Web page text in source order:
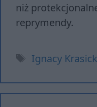
niż
reprymendy.
Tagi
Ignacy